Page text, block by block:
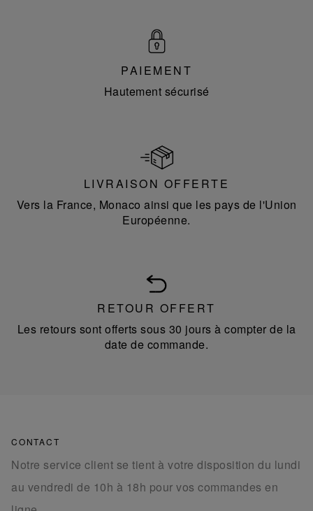
PAIEMENT
Hautement sécurisé
LIVRAISON OFFERTE
Vers la France, Monaco ainsi que les pays de l'Union
Européenne.
RETOUR OFFERT
Les retours sont offerts sous 30 jours à compter de la
date de commande.
CONTACT
Notre service client se tient à votre disposition du lundi
au vendredi de 10h à 18h pour vos commandes en